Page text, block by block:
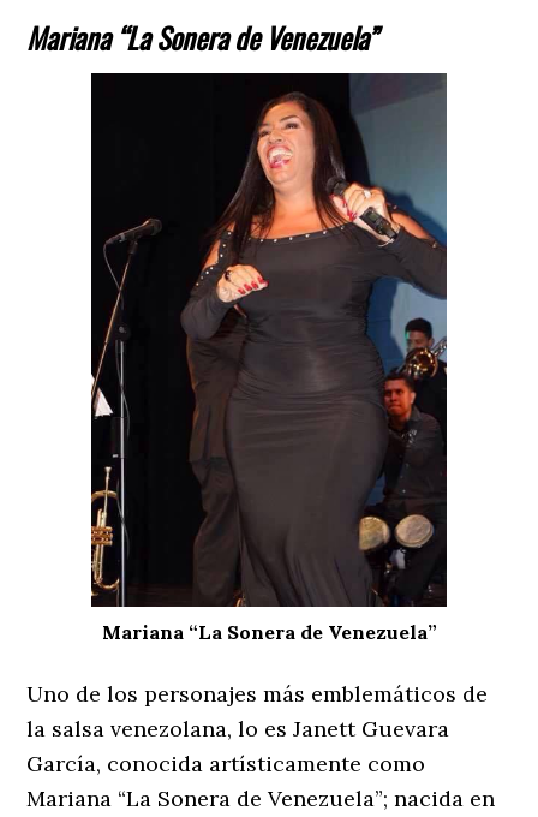
Mariana “La Sonera de Venezuela”
Mariana “La Sonera de Venezuela”
Uno de los personajes más emblemáticos de
la salsa venezolana, lo es Janett Guevara
García, conocida artísticamente como
Mariana “La Sonera de Venezuela”; nacida en